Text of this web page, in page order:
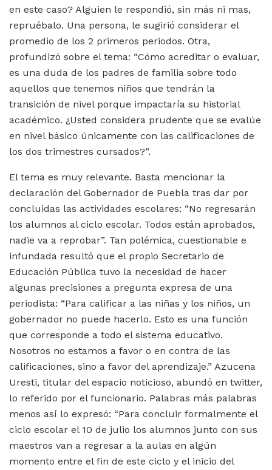
en este caso? Alguien le respondió, sin más ni mas,
repruébalo. Una persona, le sugirió considerar el
promedio de los 2 primeros periodos. Otra,
profundizó sobre el tema: “Cómo acreditar o evaluar,
es una duda de los padres de familia sobre todo
aquellos que tenemos niños que tendrán la
transición de nivel porque impactaría su historial
académico. ¿Usted considera prudente que se evalúe
en nivel básico únicamente con las calificaciones de
los dos trimestres cursados?”.
El tema es muy relevante. Basta mencionar la
declaración del Gobernador de Puebla tras dar por
concluidas las actividades escolares: “No regresarán
los alumnos al ciclo escolar. Todos están aprobados,
nadie va a reprobar”. Tan polémica, cuestionable e
infundada resultó que el propio Secretario de
Educación Pública tuvo la necesidad de hacer
algunas precisiones a pregunta expresa de una
periodista: “Para calificar a las niñas y los niños, un
gobernador no puede hacerlo. Esto es una función
que corresponde a todo el sistema educativo.
Nosotros no estamos a favor o en contra de las
calificaciones, sino a favor del aprendizaje.” Azucena
Uresti, titular del espacio noticioso, abundó en twitter,
lo referido por el funcionario. Palabras más palabras
menos así lo expresó: “Para concluir formalmente el
ciclo escolar el 10 de julio los alumnos junto con sus
maestros van a regresar a la aulas en algún
momento entre el fin de este ciclo y el inicio del